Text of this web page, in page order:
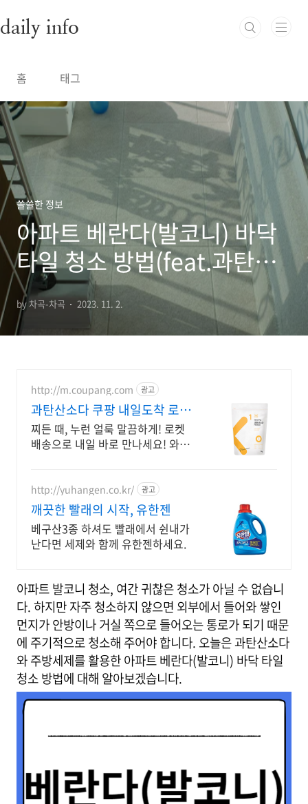
daily info
홈 태그
쏠쏠한 정보
아파트 베란다(발코니) 바닥
타일 청소 방법(feat.과탄산
소다+주방세제)
by 차곡-차곡 2023. 11. 2.
http://m.coupang.com 광고
과탄산소다 쿠팡 내일도착 로켓
배송
찌든 때, 누런 얼룩 말끔하게! 로켓
배송으로 내일 바로 만나세요! 와우
http://yuhangen.co.kr/ 광고
깨끗한 빨래의 시작, 유한젠
베구산3종 하셔도 빨래에서 쉰내가
난다면 세제와 함께 유한젠하세요.
아파트 발코니 청소, 여간 귀찮은 청소가 아닐 수 없습니
다. 하지만 자주 청소하지 않으면 외부에서 들어와 쌓인
먼지가 안방이나 거실 쪽으로 들어오는 통로가 되기 때문
에 주기적으로 청소해 주어야 합니다. 오늘은 과탄산소다
와 주방세제를 활용한 아파트 베란다(발코니) 바닥 타일
청소 방법에 대해 알아보겠습니다.